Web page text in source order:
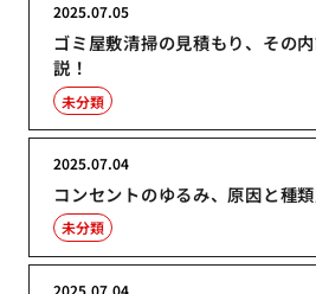
ゴミ屋敷清掃の見積もり、その
説！
2025.07.05
未分類
コンセントのゆるみ、原因と種
2025.07.04
未分類
2025.07.04